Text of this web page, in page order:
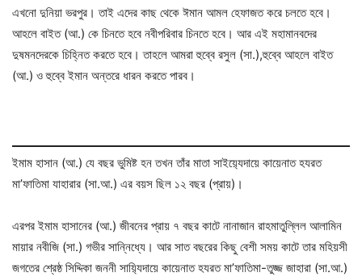
এখনো দুনিয়া ভরপুর। তাই এদের কাছ থেকে ঈমান আমল হেফাজত করে চলতে হবে।
আহলে বাইত (আ.) কে চিনতে হবে নবীপরিবার চিনতে হবে। আর এই মহামানবদের
দুষমনদেরকে চিহ্নিত করতে হবে। তাহলে আমরা হুব্বে রসুল (সা.),হুব্বে আহলে বাইত
(আ.) ও হুব্বে ইমান অন্তরে ধারন করতে পারব।
ইমাম হাসান (আ.) যে বছর ভুমিষ্ট হন তখন তাঁর মাতা সাইয়‍্যেদায়ে কায়েনাত হযরত
মা’ফাতিমা যাহারার (সা.আ.) এর বয়স ছিল ১২ বছর (প্রায়)।
এরপর ইমাম হাসানের (আ.) জীবনের প্রায় ৭ বছর কাটে নানাজান রাহমাতুল্লিল আলামিন
মায়ার নবীজি (সা.) গভীর সান্নিধ্যে। আর সাত বছরের কিছু বেশী সময় কাটে তার মহিয়সী
জগতের শ্রেষ্ঠ সিদ্দিকা জননী সায়‍্যিদায়ে কায়েনাত হযরত মা’ফাতিমা-তুজ্জ জাহারা (সা.আ.)